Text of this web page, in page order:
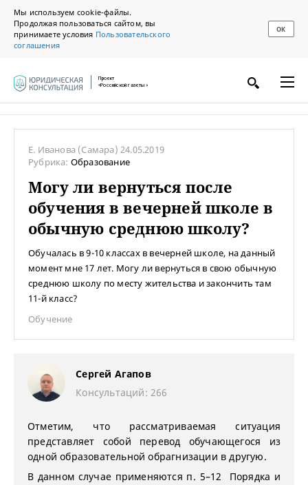
Мы используем cookie-файлы.
Продолжая пользоваться сайтом, вы
принимаете условия Пользовательского
соглашения
ОК
Проект
«Российской газеты»
Е. Иванова (Самара)24.05.2019
Рубрика: Образование
Могу ли вернуться после
обучения в вечерней школе в
обычную среднюю школу?
Обучалась в 9-10 классах в вечерней школе, на данный
момент мне 17 лет. Могу ли вернуться в свою обычную
среднюю школу по месту жительства и закончить там
11-й класс?
Обучение
Сергей Агапов
Консультаций: 266
Отметим, что рассматриваемая ситуация
представляет собой перевод обучающегося из
одной образовательной обрагнизации в другую.
В данном случае применяются п. 5–12 Порядка и